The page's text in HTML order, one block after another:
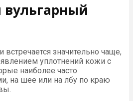
значительно чаще,
уплотнений кожи с
наиболее часто
на шее или на лбу по краю